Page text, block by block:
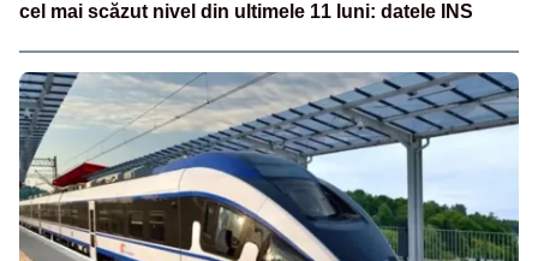
cel mai scăzut nivel din ultimele 11 luni: datele INS